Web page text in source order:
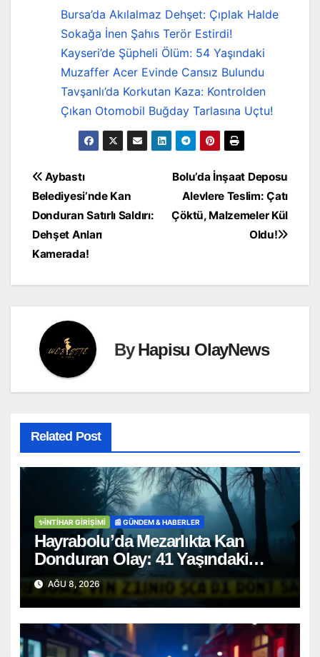
Bursa’da Akılalmaz Dehşet: Çıplak Halde
Sokağa İnen Şahıs Terör Estirdi!
Kayseri’de Şüpheli Ölüm: 54 Yaşındaki
Muzaffer Acer Evinde Cansız Bulundu
Tavşanlı’da Korkutan Kaza: Kontrolden
Çıkan Otomobil Buğday Tarlasına Uçtu!
Yazı
gezinmesi
Bolu’da İnşaat Deposu
Alevlere Teslim: Çatı
Çöktü, Malzemeler Kül
Oldu!
Aybastı
Belediyesi’nde Kan
Donduran Satırlı Saldırı:
Dehşet Anları
Kamerada!
ByHapisu OlayNews
Related Post
✨İNTIHAR GIRIŞIMI 📰 GÜNDEM & HABERLER
Hayrabolu’da Mezarlıkta Kan
Donduran Olay: 41 Yaşındaki
Şahıs Ağaca Asılı Bulundu
AĞU 8, 2026